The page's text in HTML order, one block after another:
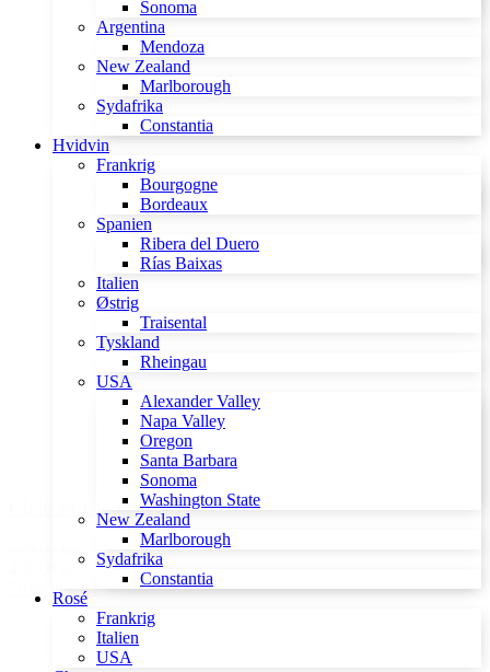
Sonoma
Argentina
Mendoza
New Zealand
Marlborough
Sydafrika
Constantia
Hvidvin
Frankrig
Bourgogne
Bordeaux
Spanien
Ribera del Duero
Rías Baixas
Italien
Østrig
Traisental
Tyskland
Rheingau
USA
Alexander Valley
Napa Valley
Oregon
Santa Barbara
Sonoma
Washington State
New Zealand
Marlborough
Sydafrika
Constantia
Rosé
Frankrig
Italien
USA
Château Rieussec 2016
Tilføj til kurv